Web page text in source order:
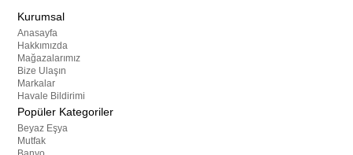
Kurumsal
Anasayfa
Hakkımızda
Mağazalarımız
Bize Ulaşın
Markalar
Havale Bildirimi
Popüler Kategoriler
Beyaz Eşya
Mutfak